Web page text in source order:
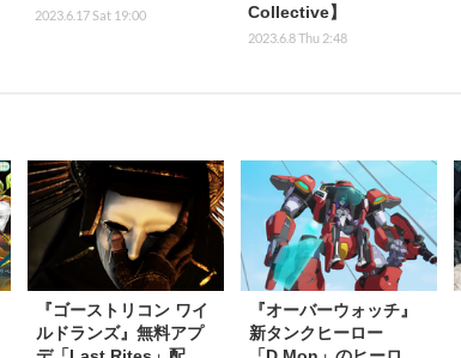
2023.6.17 Sat 19:00
Collective】
2023.6.8 Thu 2:48
『ゴーストリコン ワイ
ルドランズ』無料アプ
『オーバーウォッチ』
新タンクヒーロー